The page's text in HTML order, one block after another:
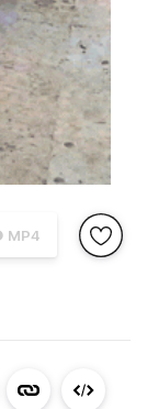
MP4